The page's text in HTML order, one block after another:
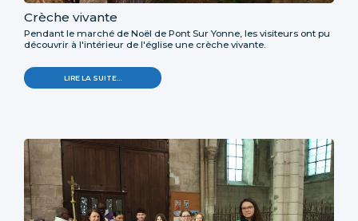
Crèche vivante
Pendant le marché de Noël de Pont Sur Yonne, les visiteurs ont pu
découvrir à l'intérieur de l'église une crèche vivante.
LIRE LA SUITE…